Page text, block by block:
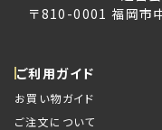
〒810-0001 福岡市
ご利用ガイド
お買い物ガイド
ご注文について